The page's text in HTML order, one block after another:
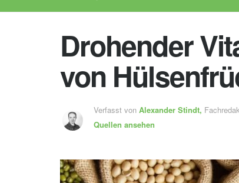
Drohender
von
Verfasst von Alexander Stindt,
Quellen ansehen